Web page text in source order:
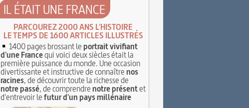
IL ÉTAIT UNE FRANCE
PARCOUREZ 2000 ANS L'HISTOIRE
LE TEMPS DE 1600 ARTICLES ILLUSTRÉS
1400 pages brossant leportrait vivifiant
d'une Francequi voici deux siècles était la
première puissance du monde. Une occasion
divertissante et instructive de connaîtrenos
racines, de découvrir toute la richesse de
notre passé, de comprendrenotre présentet
d'entrevoir lefutur d'un pays millénaire